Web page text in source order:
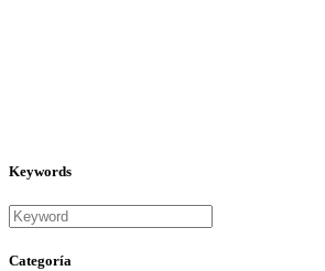
Keywords
Categoría